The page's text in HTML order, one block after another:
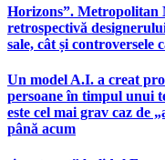
Horizons”. Metropolitan
retrospectivă
sale, cât și controversele
Un model A.I. a creat
persoane în timpul unui
este cel mai grav caz de
până acum